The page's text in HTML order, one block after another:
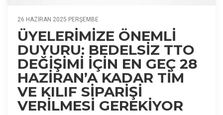
26 HAZIRAN 2025 PERŞEMBE
ÜYELERİMİZE ÖNEMLİ
DUYURU: BEDELSİZ TTO
DEĞİŞİMİ İÇİN EN GEÇ 28
HAZİRAN’A KADAR TİM
VE KILIF SİPARİŞİ
VERİLMESİ GEREKİYOR